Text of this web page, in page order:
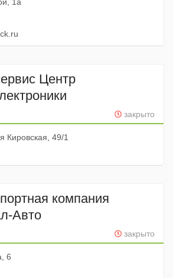
Центр
закрыто
Кировская, 49/1
компания
Авто
закрыто
6